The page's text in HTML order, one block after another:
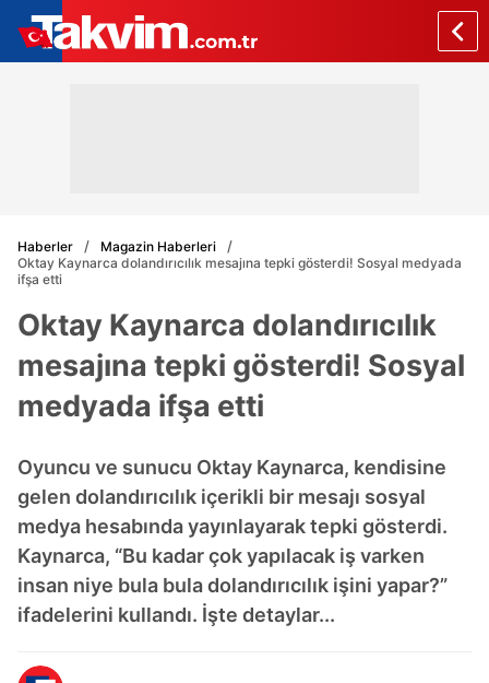
Haberler
Magazin Haberleri
Oktay Kaynarca dolandırıcılık mesajına tepki gösterdi! Sosyal medyada
ifşa etti
Oktay Kaynarca dolandırıcılık
mesajına tepki gösterdi! Sosyal
medyada ifşa etti
Oyuncu ve sunucu Oktay Kaynarca, kendisine
gelen dolandırıcılık içerikli bir mesajı sosyal
medya hesabında yayınlayarak tepki gösterdi.
Kaynarca, “Bu kadar çok yapılacak iş varken
insan niye bula bula dolandırıcılık işini yapar?”
ifadelerini kullandı. İşte detaylar...